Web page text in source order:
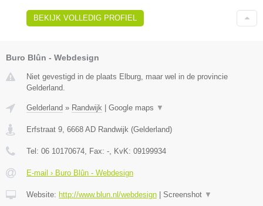
BEKIJK VOLLEDIG PROFIEL
Buro Blûn - Webdesign
Niet gevestigd in de plaats Elburg, maar wel in de provincie
Gelderland.
Gelderland » Randwijk Google maps ▼
Erfstraat 9, 6668 AD Randwijk (Gelderland)
Tel: 06 10170674, Fax: -, KvK: 09199934
E-mail › Buro Blûn - Webdesign
Website: http://www.blun.nl/webdesign Screenshot ▼